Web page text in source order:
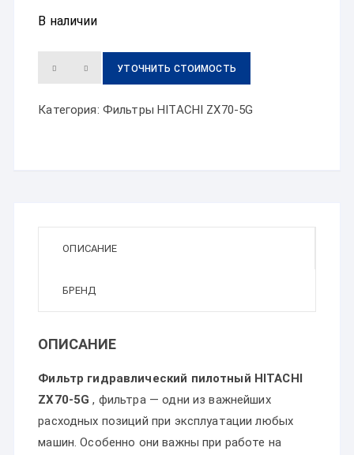
В наличии
УТОЧНИТЬ СТОИМОСТЬ
Категория: Фильтры HITACHI ZX70-5G
ОПИСАНИЕ
БРЕНД
ОПИСАНИЕ
Фильтр гидравлический пилотный HITACHI
ZX70-5G , фильтра — одни из важнейших
расходных позиций при эксплуатации любых
машин. Особенно они важны при работе на